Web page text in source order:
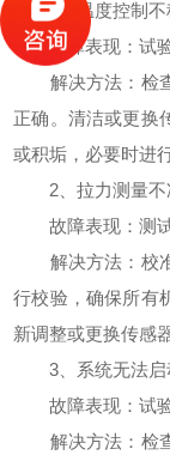
1、温度控制不
故障表现：试验
解决方法：检查
正确。清洁或更换
或积垢，必要时进
2、拉力测量不
故障表现：测试
解决方法：校准
行校验，确保所有
新调整或更换传感器
3、系统无法启
故障表现：试验
解决方法：检查